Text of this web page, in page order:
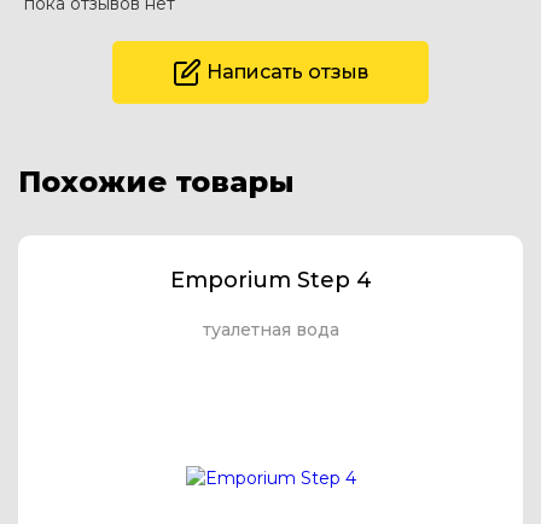
Написать отзыв
Похожие товары
Emporium Step 4
туалетная вода